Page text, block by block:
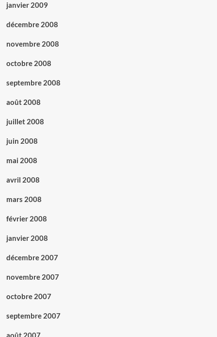
janvier 2009
décembre 2008
novembre 2008
octobre 2008
septembre 2008
août 2008
juillet 2008
juin 2008
mai 2008
avril 2008
mars 2008
février 2008
janvier 2008
décembre 2007
novembre 2007
octobre 2007
septembre 2007
août 2007